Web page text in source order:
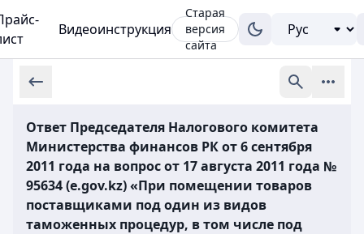
Видеоинструкция
Старая
версия
сайта
Ответ Председателя Налогового комитета
Министерства финансов РК от 6 сентября
2011 года на вопрос от 17 августа 2011 года №
95634 (e.gov.kz) «При помещении товаров
поставщиками под один из видов
таможенных процедур, в том числе под